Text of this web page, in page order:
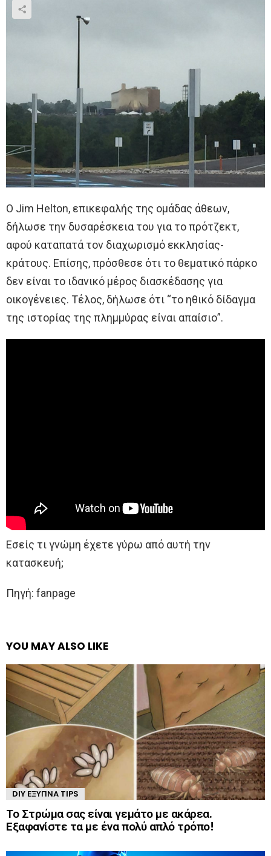
Ο Jim Helton, επικεφαλής της ομάδας άθεων,
δήλωσε την δυσαρέσκεια του για το πρότζεκτ,
αφού καταπατά τον διαχωρισμό εκκλησίας-
κράτους. Επίσης, πρόσθεσε ότι το θεματικό πάρκο
δεν είναι το ιδανικό μέρος διασκέδασης για
οικογένειες. Τέλος, δήλωσε ότι “το ηθικό δίδαγμα
της ιστορίας της πλημμύρας είναι απαίσιο”.
Εσείς τι γνώμη έχετε γύρω από αυτή την
κατασκευή;
Πηγή: fanpage
YOU MAY ALSO LIKE
DIY ΈΞΥΠΝΑ TIPS
Το Στρώμα σας είναι γεμάτο με ακάρεα.
Εξαφανίστε τα με ένα πολύ απλό τρόπο!